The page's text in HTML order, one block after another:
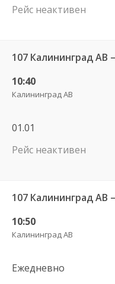
Рейс неактивен
107 Калининград АВ
10:40
Калининград АВ
01.01
Рейс неактивен
107 Калининград АВ
10:50
Калининград АВ
Ежедневно